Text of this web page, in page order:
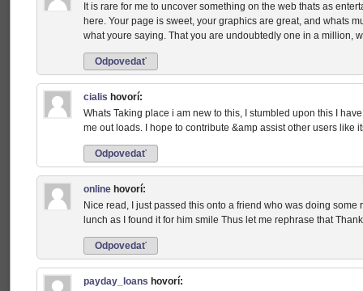
It is rare for me to uncover something on the web thats as
here. Your page is sweet, your graphics are great, and whats
what youre saying. That you are undoubtedly one in a million,
Odpovedať
cialis hovorí:
Whats Taking place i am new to this, I stumbled upon this I
me out loads. I hope to contribute &amp assist other users like
Odpovedať
online hovorí:
Nice read, I just passed this onto a friend who was doing
lunch as I found it for him smile Thus let me rephrase that
Odpovedať
payday_loans hovorí: